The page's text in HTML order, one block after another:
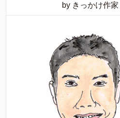
by きっかけ作家